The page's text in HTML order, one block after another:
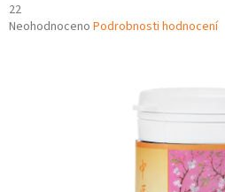
22
Průměrné
Neohodnoceno Podrobnosti hodnocení